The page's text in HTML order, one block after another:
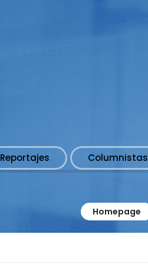
Reportajes Columnistas
Homepage